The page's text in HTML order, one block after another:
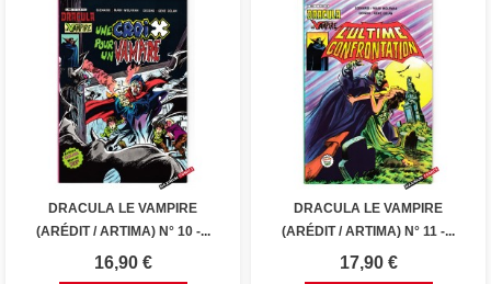
DRACULA LE VAMPIRE
(ARÉDIT / ARTIMA) N° 10 -...
Prix
16,90 €
DRACULA LE VAMPIRE
(ARÉDIT / ARTIMA) N° 11 -...
Prix
17,90 €